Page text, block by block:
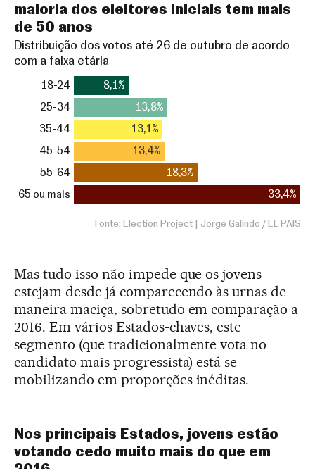
Mas tudo isso não impede que os jovens
estejam desde já comparecendo às urnas de
maneira maciça, sobretudo em comparação a
2016. Em vários Estados-chaves, este
segmento (que tradicionalmente vota no
candidato mais progressista) está se
mobilizando em proporções inéditas.